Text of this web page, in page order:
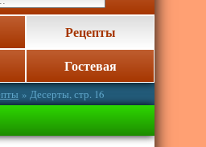
Рецепты
Гостевая
» Десерты, стр. 16